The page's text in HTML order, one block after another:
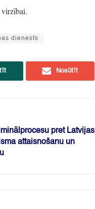
dienests
Nosūtīt
pret Latvijas
attaisnošanu un